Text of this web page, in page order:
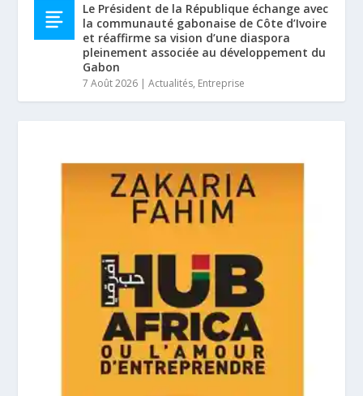
Le Président de la République échange avec
la communauté gabonaise de Côte d’Ivoire
et réaffirme sa vision d’une diaspora
pleinement associée au développement du
Gabon
7 Août 2026 |Actualités, Entreprise